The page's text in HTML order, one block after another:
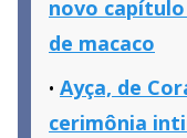
novo
de macaco
Ayça, de
cerimônia